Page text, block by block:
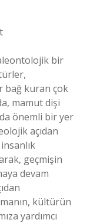
bir
bağ kuran çok
mamut dişi
önemli bir yer
açıdan
geçmişin
devam
kültürün
yardımcı